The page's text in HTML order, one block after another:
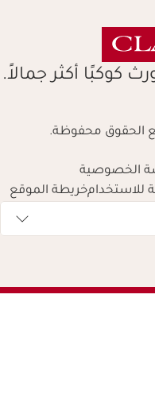
كوكبًا أكثر جمالاً.
الحقوق محفوظة.
الخصوصية
للاستخدامخريطة الموقع